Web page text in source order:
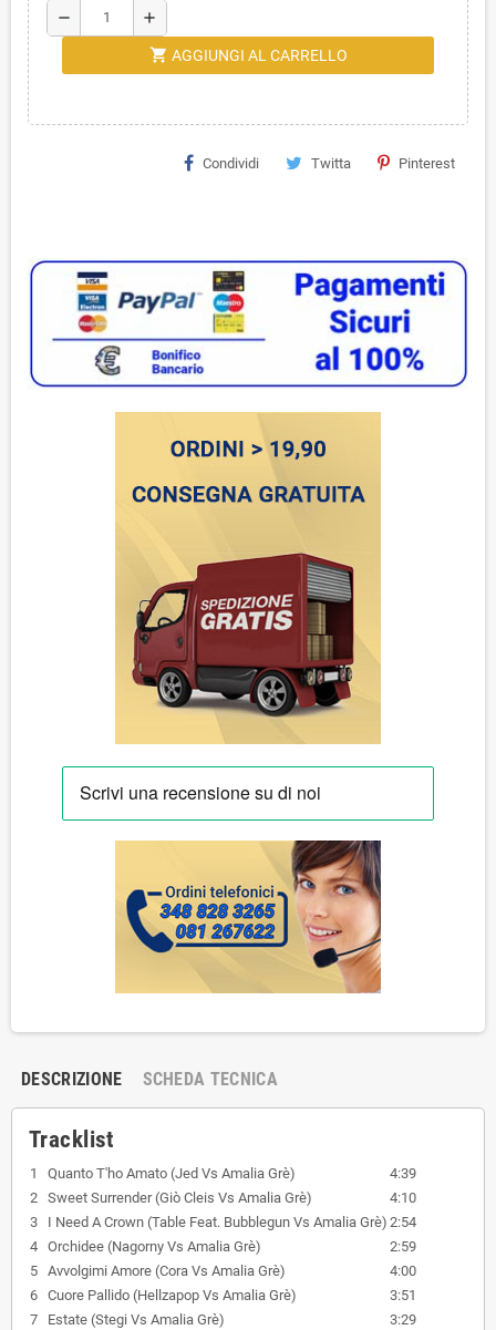
remove add
shopping_cart AGGIUNGI AL CARRELLO
Condividi Twitta Pinterest
DESCRIZIONE SCHEDA TECNICA
Tracklist
1 Quanto T'ho Amato (Jed Vs Amalia Grè)
4:39
2 Sweet Surrender (Giò Cleis Vs Amalia Grè)
4:10
3
I Need A Crown (Table Feat. Bubblegun Vs Amalia Grè) 2:54
4 Orchidee (Nagorny Vs Amalia Grè)
2:59
5 Avvolgimi Amore (Cora Vs Amalia Grè)
4:00
6 Cuore Pallido (Hellzapop Vs Amalia Grè)
3:51
7
Estate (Stegi Vs Amalia Grè)
3:29